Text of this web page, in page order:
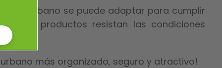
urbano se puede adaptar para cumplir
productos resistan las condiciones
más organizado, seguro y atractivo!